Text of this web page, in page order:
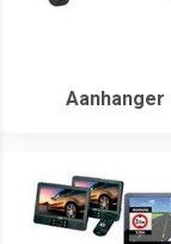
Aanhanger